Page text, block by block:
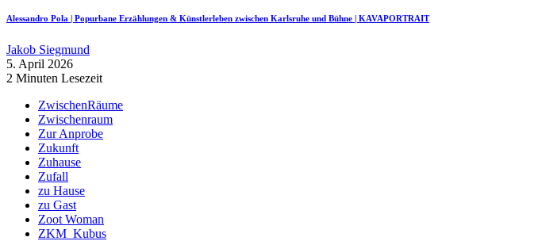
Alessandro Pola | Popurbane Erzählungen & Künstlerleben zwischen Karlsruhe und Bühne | KAVAPORTRAIT
Jakob Siegmund
5. April 2026
2 Minuten Lesezeit
ZwischenRäume
Zwischenraum
Zur Anprobe
Zukunft
Zuhause
Zufall
zu Hause
zu Gast
Zoot Woman
ZKM_Kubus